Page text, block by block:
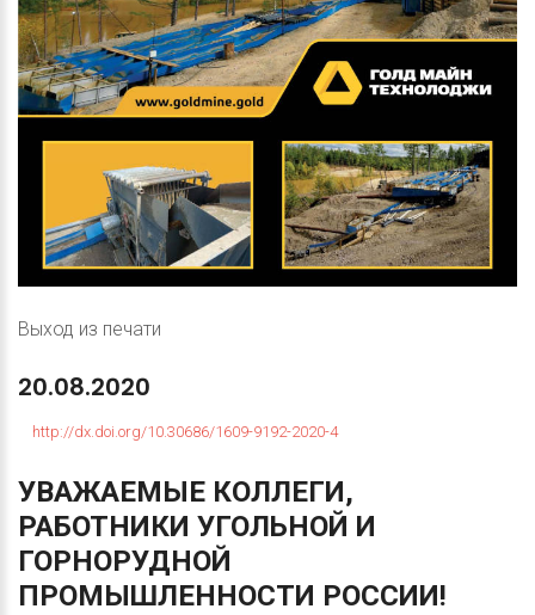
Выход из печати
20.08.2020
http://dx.doi.org/10.30686/1609-9192-2020-4
УВАЖАЕМЫЕ КОЛЛЕГИ,
РАБОТНИКИ УГОЛЬНОЙ И
ГОРНОРУДНОЙ
ПРОМЫШЛЕННОСТИ РОССИИ!